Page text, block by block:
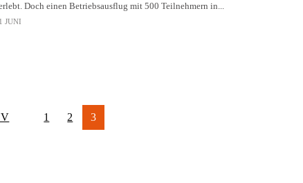
Doch einen Betriebsausflug mit 500 Teilnehmern in...
JUNI
1 2 3